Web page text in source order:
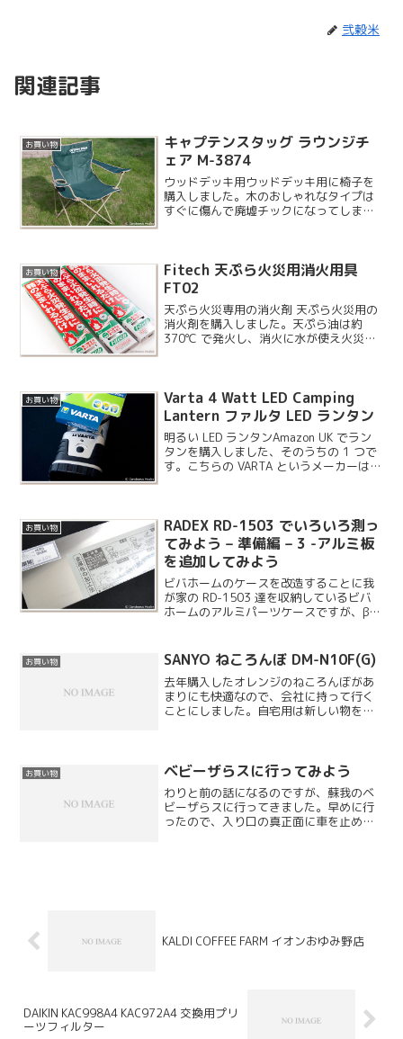
弐穀米
関連記事
お買い物
キャプテンスタッグ ラウンジチ
ェア M-3874
ウッドデッキ用ウッドデッキ用に椅子を
購入しました。木のおしゃれなタイプは
すぐに傷んで廃墟チックになってしまう
ます。
お買い物
Fitech 天ぷら火災用消火用具
FT02
天ぷら火災専用の消火剤 天ぷら火災用の
消火剤を購入しました。天ぷら油は約
370℃ で発火し、消火に水が使え火災で
お買い物
Varta 4 Watt LED Camping
Lantern ファルタ LED ランタン
明るい LED ランタンAmazon UK でラン
タンを購入しました、そのうちの 1 つで
す。こちらの VARTA というメーカーはフ
お買い物
RADEX RD-1503 でいろいろ測っ
てみよう – 準備編 – 3 -アルミ板
を追加してみよう
ビバホームのケースを改造することに我
が家の RD-1503 達を収納しているビバ
ホームのアルミパーツケースですが、β
た。
お買い物 SANYO ねころんぼ DM-N10F(G)
去年購入したオレンジのねころんぼがあ
まりにも快適なので、会社に持って行く
ことにしました。自宅用は新しい物を再
す。
お買い物 ベビーザらスに行ってみよう
わりと前の話になるのですが、蘇我のベ
ビーザらスに行ってきました。早めに行
ったので、入り口の真正面に車を止める
KALDI COFFEE FARM イオンおゆみ野店
DAIKIN KAC998A4 KAC972A4 交換用プリ
ーツフィルター